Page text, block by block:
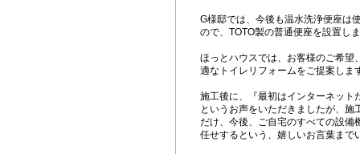
G様邸では、今後も温水洗浄便座は
ので、TOTO製の普通便座を設置し
ほっとハウスでは、お客様のご希望
適なトイレリフォームをご提案しま
施工後に、『最初はインターネット
というお声をいただきましたが、施
だけ、今後、ご自宅のすべての設備
任せするという、嬉しいお言葉まで